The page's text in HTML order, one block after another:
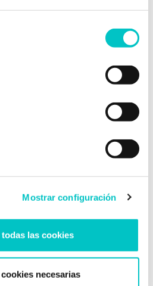
Mostrar configuración
las cookies
necesarias
tu cambio